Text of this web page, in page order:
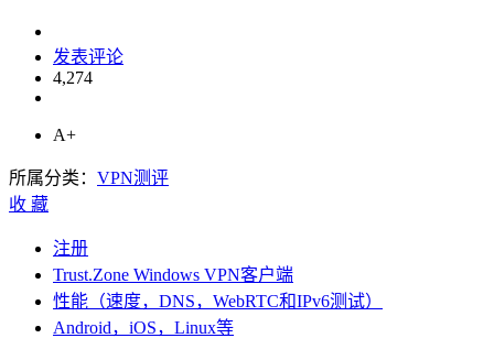
发表评论
4,274
A+
所属分类： VPN测评
收 藏
注册
Trust.Zone Windows VPN客户端
性能（速度，DNS，WebRTC和IPv6测试）
Android，iOS，Linux等